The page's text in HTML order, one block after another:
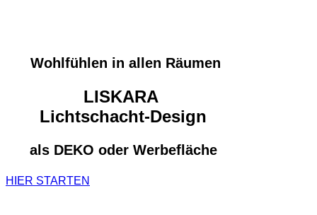
Wohlfühlen in allen Räumen
LISKARA
Lichtschacht-Design
als DEKO oder Werbefläche
HIER STARTEN